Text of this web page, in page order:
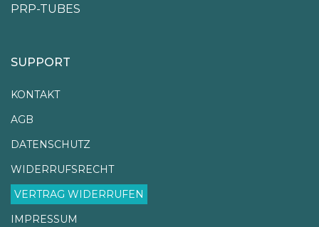
PRP-TUBES
SUPPORT
KONTAKT
AGB
DATENSCHUTZ
WIDERRUFSRECHT
VERTRAG WIDERRUFEN
IMPRESSUM